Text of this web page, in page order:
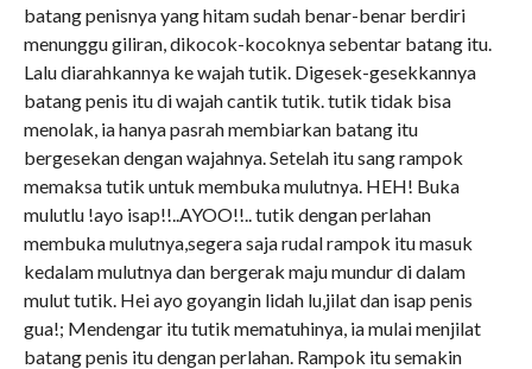
batang penisnya yang hitam sudah benar-benar berdiri
menunggu giliran, dikocok-kocoknya sebentar batang itu.
Lalu diarahkannya ke wajah tutik. Digesek-gesekkannya
batang penis itu di wajah cantik tutik. tutik tidak bisa
menolak, ia hanya pasrah membiarkan batang itu
bergesekan dengan wajahnya. Setelah itu sang rampok
memaksa tutik untuk membuka mulutnya. HEH! Buka
mulutlu !ayo isap!!..AYOO!!.. tutik dengan perlahan
membuka mulutnya,segera saja rudal rampok itu masuk
kedalam mulutnya dan bergerak maju mundur di dalam
mulut tutik. Hei ayo goyangin lidah lu,jilat dan isap penis
gua!; Mendengar itu tutik mematuhinya, ia mulai menjilat
batang penis itu dengan perlahan. Rampok itu semakin